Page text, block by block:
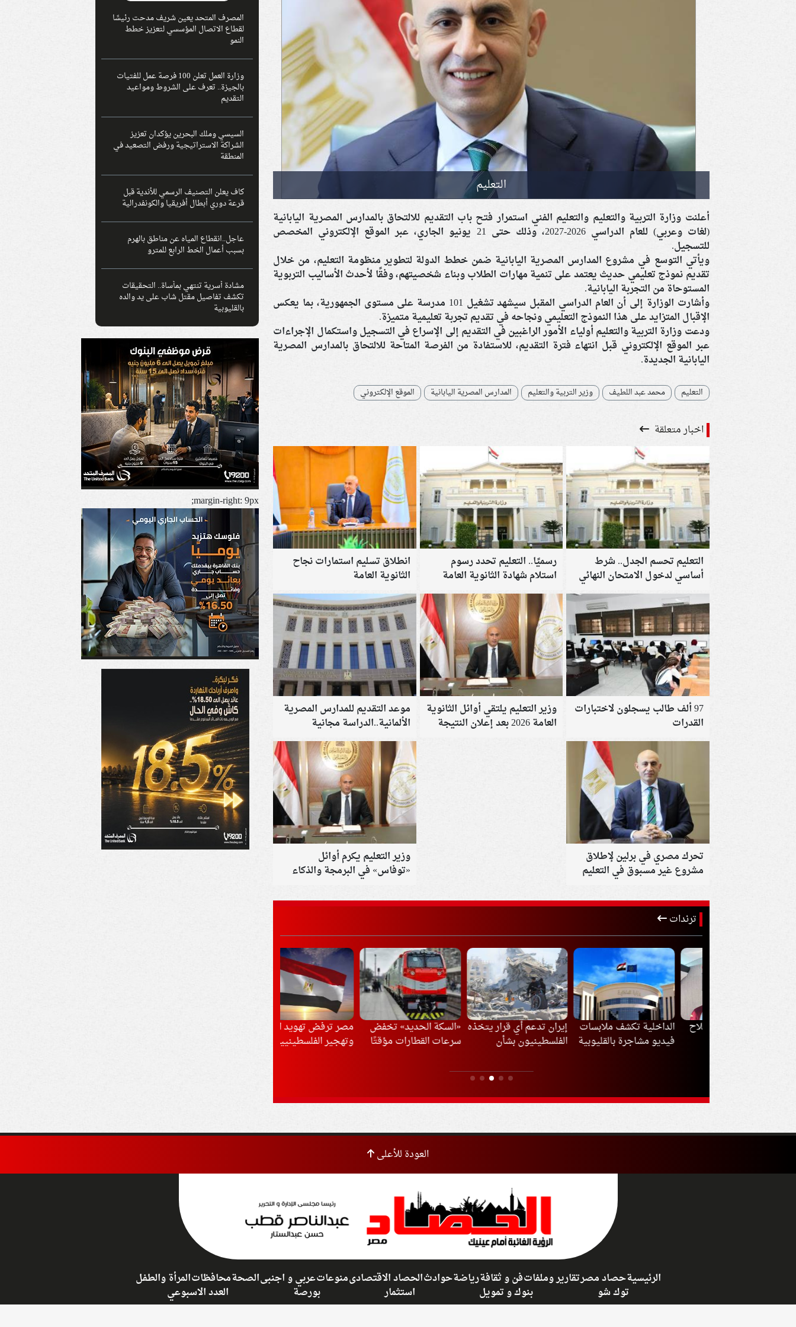
التعليم
أعلنت وزارة التربية والتعليم والتعليم الفني استمرار فتح باب التقديم للالتحاق بالمدارس المصرية اليابانية
(لغات وعربي) للعام الدراسي 2026-2027، وذلك حتى 21 يونيو الجاري، عبر الموقع الإلكتروني المخصص
للتسجيل.
ويأتي التوسع في مشروع المدارس المصرية اليابانية ضمن خطط الدولة لتطوير منظومة التعليم، من خلال
تقديم نموذج تعليمي حديث يعتمد على تنمية مهارات الطلاب وبناء شخصيتهم، وفقًا لأحدث الأساليب التربوية
المستوحاة من التجربة اليابانية.
وأشارت الوزارة إلى أن العام الدراسي المقبل سيشهد تشغيل 101 مدرسة على مستوى الجمهورية، بما يعكس
الإقبال المتزايد على هذا النموذج التعليمي ونجاحه في تقديم تجربة تعليمية متميزة.
ودعت وزارة التربية والتعليم أولياء الأمور الراغبين في التقديم إلى الإسراع في التسجيل واستكمال الإجراءات
عبر الموقع الإلكتروني قبل انتهاء فترة التقديم، للاستفادة من الفرصة المتاحة للالتحاق بالمدارس المصرية
اليابانية الجديدة.
التعليم محمد عبد اللطيف وزير التربية والتعليم المدارس المصرية اليابانية الموقع الإلكتروني
اخبار متعلقة
التعليم تحسم الجدل.. شرط
أساسي لدخول الامتحان النهائي
في نظام البكالوريا المصرية
رسميًا.. التعليم تحدد رسوم
استلام شهادة الثانوية العامة
2026
انطلاق تسليم استمارات نجاح
الثانوية العامة
97 ألف طالب يسجلون لاختبارات
القدرات
وزير التعليم يلتقي أوائل الثانوية
العامة 2026 بعد إعلان النتيجة
موعد التقديم للمدارس المصرية
الألمانية..الدراسة مجانية
تحرك مصري في برلين لإطلاق
مشروع غير مسبوق في التعليم
وزير التعليم يكرم أوائل
«توفاس» في البرمجة والذكاء
الاصطناعي ويعلن تدريبهم
بشركات دولية
ترندات
الداخلية تكشف ملابسات
فيديو مشاجرة بالقليوبية
إيران تدعم أي قرار يتخذه
الفلسطينيون بشأن
«السكة الحديد» تخفض
سرعات القطارات مؤقتًا
مصر ترفض تهويد القدس
وتهجير الفلسطينيين
المصرف المتحد يعين شريف مدحت رئيسًا
لقطاع الاتصال المؤسسي لتعزيز خطط
النمو
وزارة العمل تعلن 100 فرصة عمل للفتيات
بالجيزة.. تعرف على الشروط ومواعيد
التقديم
السيسي وملك البحرين يؤكدان تعزيز
الشراكة الاستراتيجية ورفض التصعيد في
المنطقة
كاف يعلن التصنيف الرسمي للأندية قبل
قرعة دوري أبطال أفريقيا والكونفدرالية
عاجل..انقطاع المياه عن مناطق بالهرم
بسبب أعمال الخط الرابع للمترو
مشادة أسرية تنتهي بمأساة.. التحقيقات
تكشف تفاصيل مقتل شاب على يد والده
بالقليوبية
margin-right: 9px;
العودة للأعلى
الرئيسيةحصاد مصرتقارير وملفاتفن و ثقافةرياضةحوادثالحصاد الاقتصادىمنوعاتعربي و اجنبىالصحةمحافظاتالمرأة والطفل
توك شو
بنوك و تمويل استثمار بورصة العدد الاسبوعي